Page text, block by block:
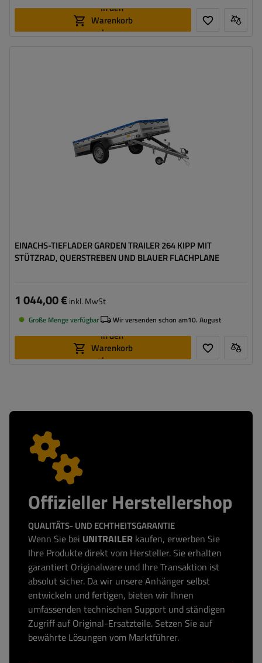
In den
Warenkorb
legen
EINACHS-TIEFLADER GARDEN TRAILER 264 KIPP MIT
STÜTZRAD, QUERSTREBEN UND BLAUER FLACHPLANE
ungebremste Achse bis 750 kg
Flachplane zum Schutz vor Regen
Größte Transportfläche
1 044,00 €inkl. MwSt
Große Menge verfügbar Wir versenden schon am10. August
In den
Warenkorb
legen
Offizieller Herstellershop
QUALITÄTS- UND ECHTHEITSGARANTIE
Wenn Sie bei UNITRAILER kaufen, erwerben Sie
Ihre Produkte direkt vom Hersteller. Sie erhalten
garantiert Originalware und Ihre Transaktion ist
absolut sicher. Da wir unsere Anhänger selbst
entwickeln und fertigen, bieten wir Ihnen
umfassenden technischen Support und ständigen
Zugriff auf Original-Ersatzteile. Setzen Sie auf
bewährte Lösungen vom Marktführer.